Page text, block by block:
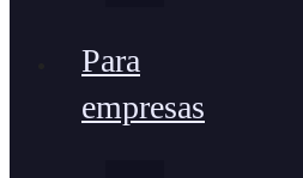
Para
empresas